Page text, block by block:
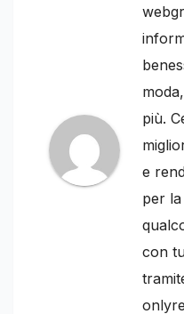
più.
e
per
con